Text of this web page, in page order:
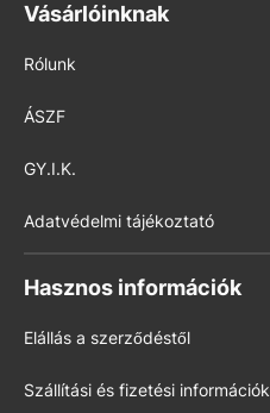
Vásárlóinknak
Rólunk
ÁSZF
GY.I.K.
Adatvédelmi tájékoztató
Hasznos információk
Elállás a szerződéstől
Szállítási és fizetési információk